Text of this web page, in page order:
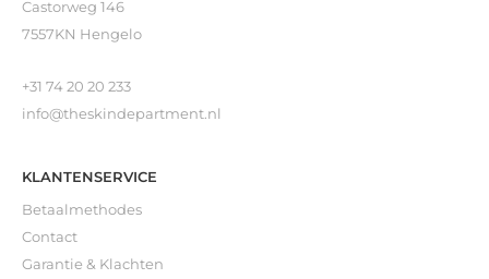
Castorweg 146
7557KN Hengelo
+31 74 20 20 233
info@theskindepartment.nl
KLANTENSERVICE
Betaalmethodes
Contact
Garantie & Klachten